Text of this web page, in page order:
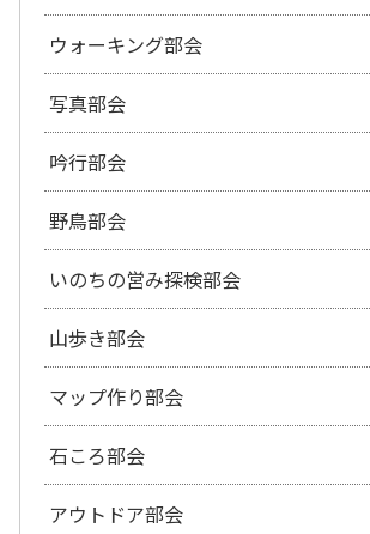
ウォーキング部会
写真部会
吟行部会
野鳥部会
いのちの営み探検部会
山歩き部会
マップ作り部会
石ころ部会
アウトドア部会